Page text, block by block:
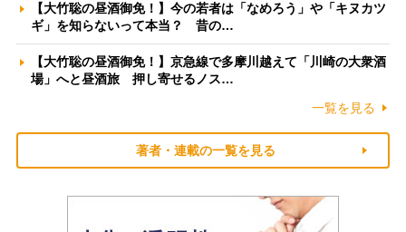
【大竹聡の昼酒御免！】今の若者は「なめろう」や「キヌカツ
ギ」を知らないって本当？ 昔の…
【大竹聡の昼酒御免！】京急線で多摩川越えて「川崎の大衆酒
場」へと昼酒旅 押し寄せるノス…
一覧を見る
著者・連載の一覧を見る